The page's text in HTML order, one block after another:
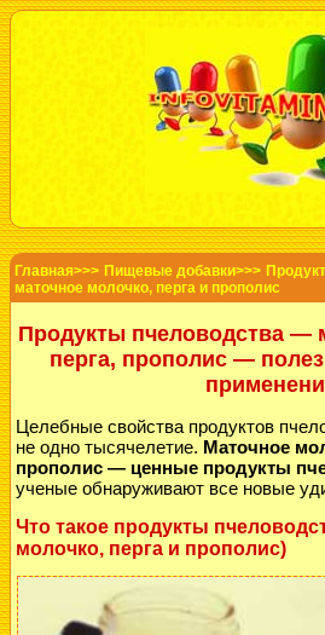
Главная>>> Пищевые добавки>>>
маточное молочко, перга и прополис
Продукты пчеловодства —
перга, прополис —
Целебные свойства продуктов
не одно тысячелетие. Маточное
прополис — ценные продукты
ученые обнаруживают все новые
Что такое продукты
молочко, перга и прополис)